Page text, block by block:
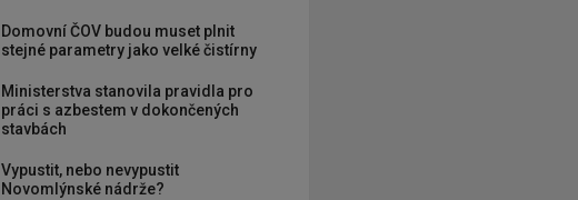
Domovní ČOV budou muset plnit
stejné parametry jako velké čistírny
Ministerstva stanovila pravidla pro
práci s azbestem v dokončených
stavbách
Vypustit, nebo nevypustit
Novomlýnské nádrže?